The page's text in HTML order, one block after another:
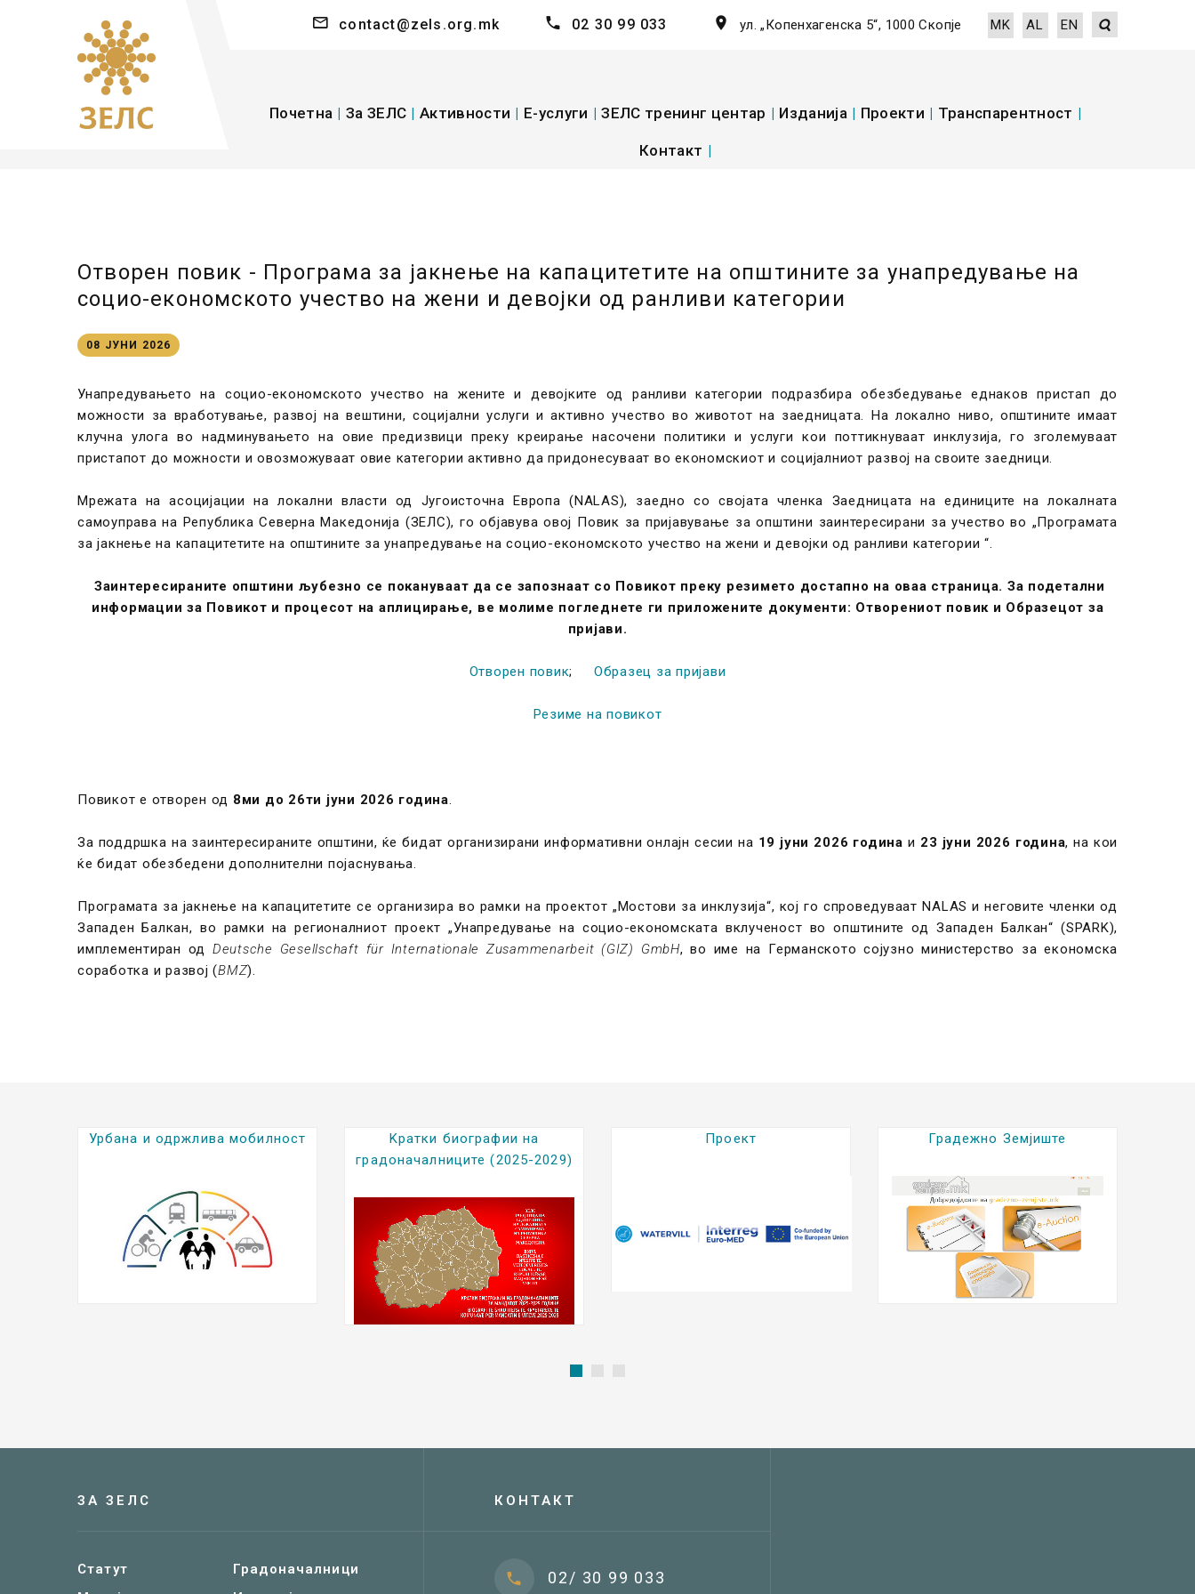
contact@zels.org.mk 02 30 99 033 ул. „Копенхагенска 5“, 1000 Скопје MK AL EN
Почетна | За ЗЕЛС | Активности | E-услуги | ЗЕЛС тренинг центар | Изданија | Проекти | Транспарентност |
Контакт |
Отворен повик - Програма за јакнење на капацитетите на општините за унапредување на
социо-економското учество на жени и девојки од ранливи категории
08 ЈУНИ 2026
Унапредувањето на социо-економското учество на жените и девојките од ранливи категории подразбира обезбедување еднаков пристап до
можности за вработување, развој на вештини, социјални услуги и активно учество во животот на заедницата. На локално ниво, општините имаат
клучна улога во надминувањето на овие предизвици преку креирање насочени политики и услуги кои поттикнуваат инклузија, го зголемуваат
пристапот до можности и овозможуваат овие категории активно да придонесуваат во економскиот и социјалниот развој на своите заедници.
Мрежата на асоцијации на локални власти од Југоисточна Европа (NALAS), заедно со својата членка Заедницата на единиците на локалната
самоуправа на Република Северна Македонија (ЗЕЛС), го објавува овој Повик за пријавување за општини заинтересирани за учество во „Програмата
за јакнење на капацитетите на општините за унапредување на социо-економското учество на жени и девојки од ранливи категории “.
Заинтересираните општини љубезно се покануваат да се запознаат со Повикот преку резимето достапно на оваа страница. За подетални
информации за Повикот и процесот на аплицирање, ве молиме погледнете ги приложените документи: Отворениот повик и Образецот за
пријави.
Отворен повик; Образец за пријави
Резиме на повикот
Повикот е отворен од 8ми до 26ти јуни 2026 година.
За поддршка на заинтересираните општини, ќе бидат организирани информативни онлајн сесии на 19 јуни 2026 година и 23 јуни 2026 година, на кои
ќе бидат обезбедени дополнителни појаснувања.
Програмата за јакнење на капацитетите се организира во рамки на проектот „Мостови за инклузија“, кој го спроведуваат NALAS и неговите членки од
Западен Балкан, во рамки на регионалниот проект „Унапредување на социо-економската вклученост во општините од Западен Балкан“ (SPARK),
имплементиран од Deutsche Gesellschaft für Internationale Zusammenarbeit (GIZ) GmbH, во име на Германското сојузно министерство за економска
соработка и развој (BMZ).
Kратки биографии на
Проект Градежно Земјиште Е - Градежна дозвола
ЗА ЗЕЛС
Статут
Градоначалници
КОНТАКТ
02/ 30 99 033